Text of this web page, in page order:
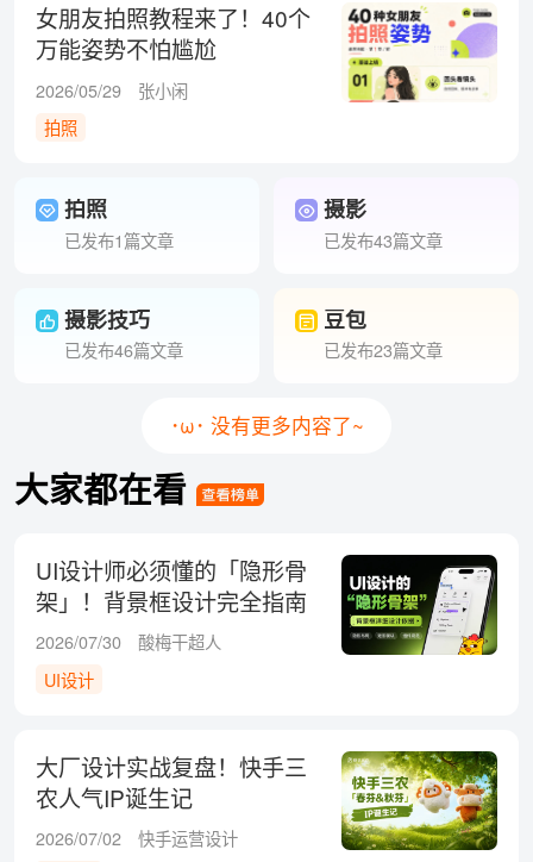
女朋友拍照教程来了！40个
万能姿势不怕尴尬
2026/05/29
张小闲
拍照
拍照
已发布1篇文章
摄影
已发布43篇文章
摄影技巧
已发布46篇文章
豆包
已发布23篇文章
･ω･ 没有更多内容了~
大家都在看
UI设计师必须懂的「隐形骨
架」！背景框设计完全指南
2026/07/30
酸梅干超人
UI设计
大厂设计实战复盘！快手三
农人气IP诞生记
2026/07/02
快手运营设计